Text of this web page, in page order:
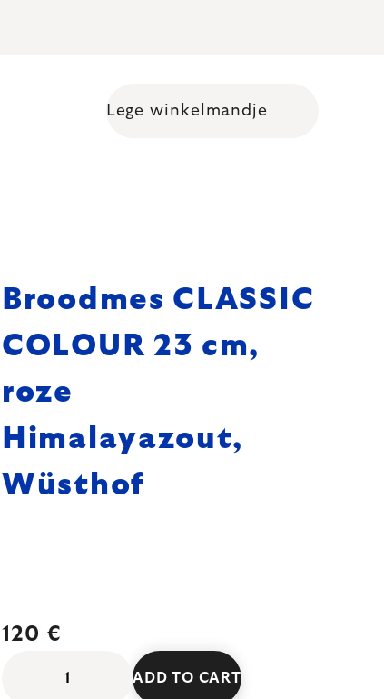
Shopping cart
Lege winkelmandje
Broodmes CLASSIC
COLOUR 23 cm,
roze
Himalayazout,
Wüsthof
120 €
ADD TO CART